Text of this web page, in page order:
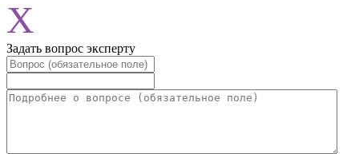
X
Задать вопрос эксперту